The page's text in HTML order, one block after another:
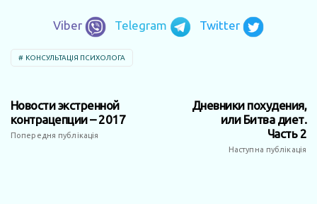
Viber Telegram Twitter
КОНСУЛЬТАЦІЯ ПСИХОЛОГА
Новости экстренной
контрацепции – 2017
Попередня публікація
Дневники похудения,
или Битва диет.
Часть 2
Наступна публікація